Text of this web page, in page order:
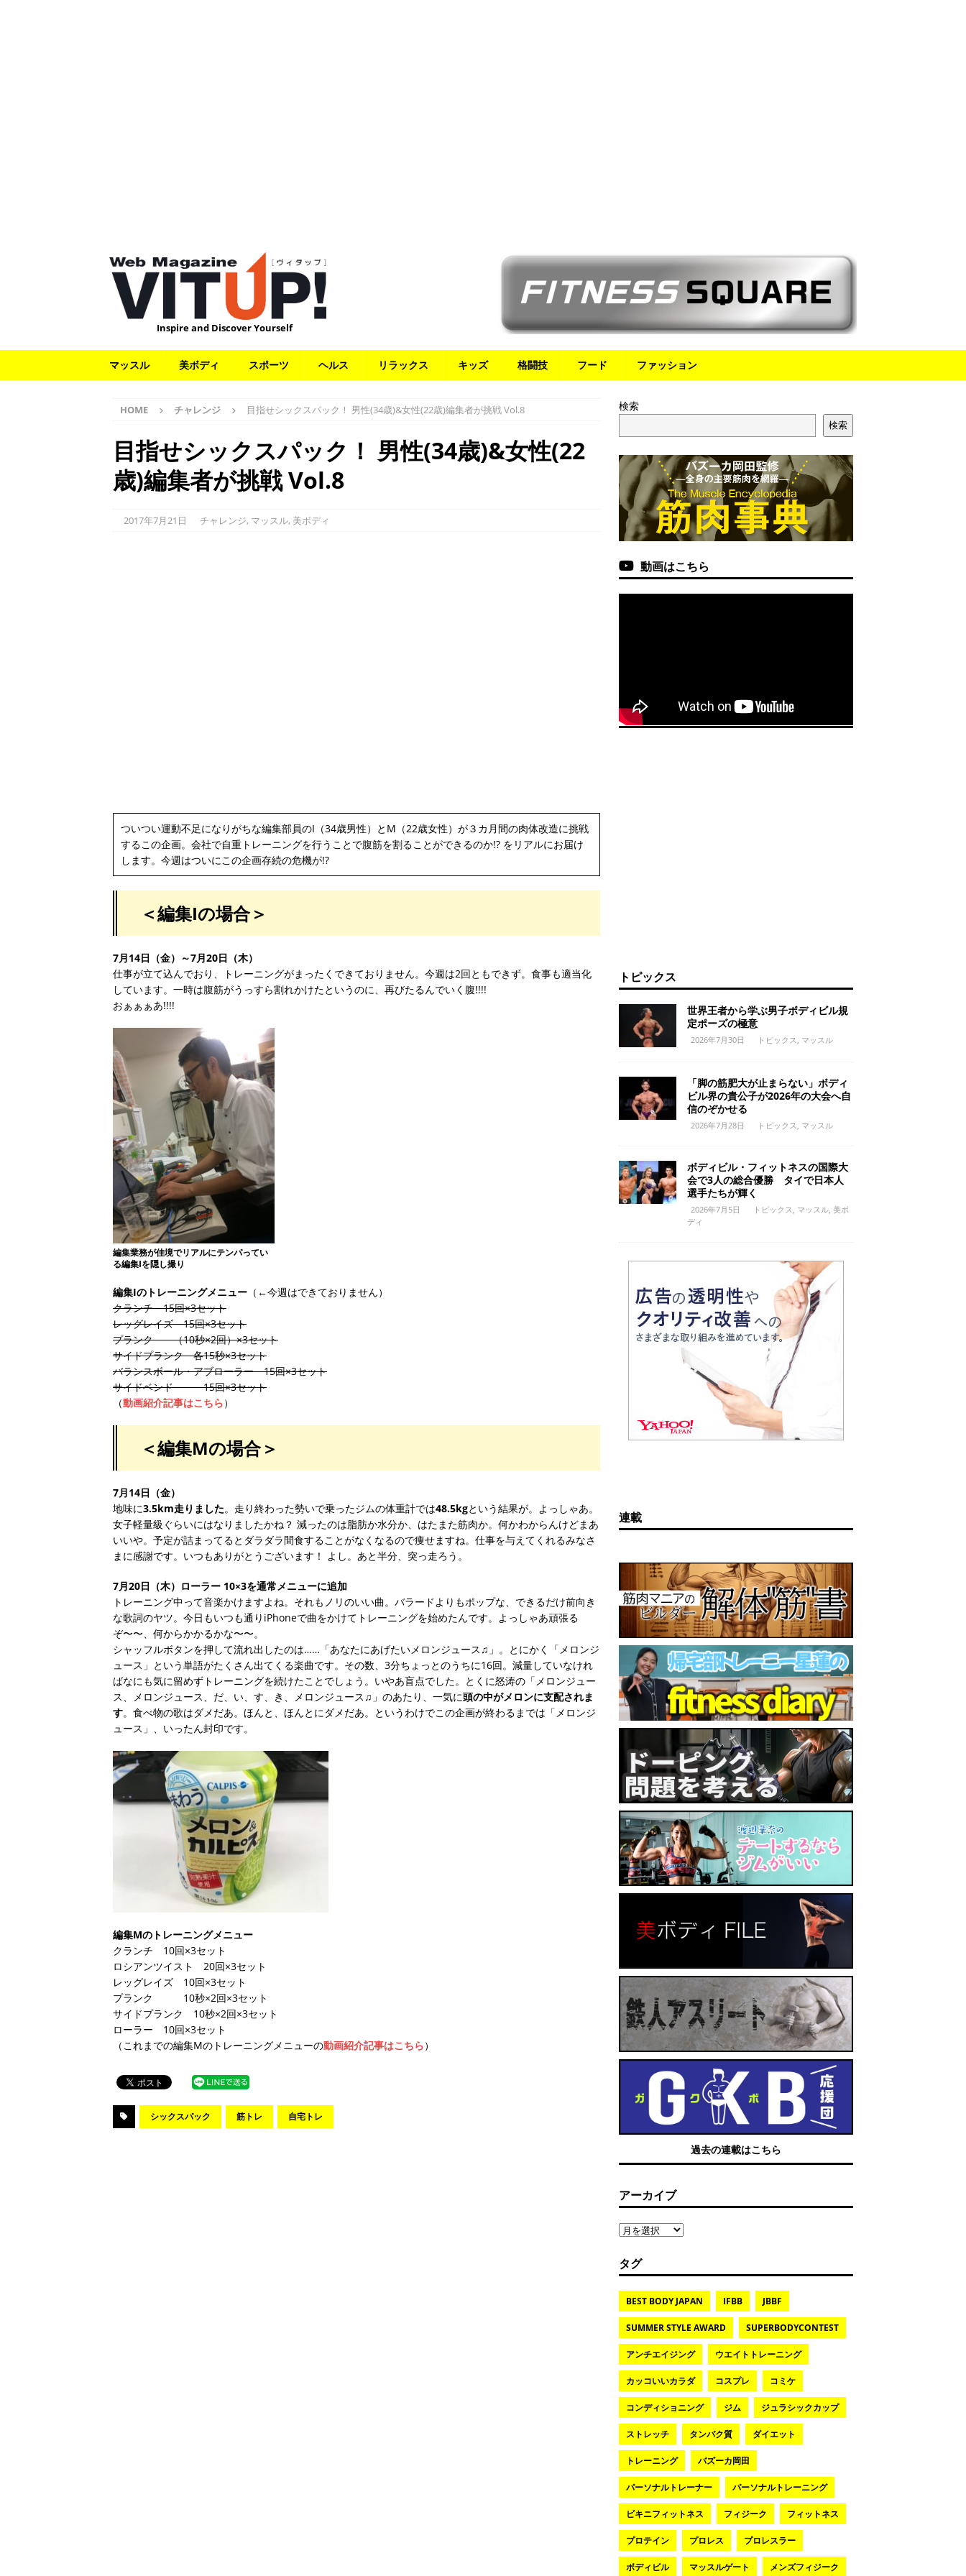
Inspire and Discover Yourself
マッスル 美ボディ スポーツ ヘルス リラックス キッズ 格闘技 フード ファッション
HOME チャレンジ 目指せシックスパック！ 男性(34歳)&女性(22歳)編集者が挑戦 Vol.8
目指せシックスパック！ 男性(34歳)&女性(22
歳)編集者が挑戦 Vol.8
2017年7月21日 チャレンジ, マッスル, 美ボディ
ついつい運動不足になりがちな編集部員のI（34歳男性）とM（22歳女性）が３カ月間の肉体改造に挑戦
するこの企画。会社で自重トレーニングを行うことで腹筋を割ることができるのか!? をリアルにお届け
します。今週はついにこの企画存続の危機が!?
＜編集Iの場合＞
7月14日（金）～7月20日（木）
仕事が立て込んでおり、トレーニングがまったくできておりません。今週は2回ともできず。食事も適当化
しています。一時は腹筋がうっすら割れかけたというのに、再びたるんでいく腹!!!!
おぁぁぁあ!!!!
編集業務が佳境でリアルにテンパってい
る編集Iを隠し撮り
編集Iのトレーニングメニュー （←今週はできておりません）
クランチ 15回×3セット
レッグレイズ 15回×3セット
プランク （10秒×2回）×3セット
サイドプランク 各15秒×3セット
バランスボール・アブローラー 15回×3セット
サイドベンド 15回×3セット
（動画紹介記事はこちら）
＜編集Mの場合＞
7月14日（金）
地味に3.5km走りました。走り終わった勢いで乗ったジムの体重計では48.5kgという結果が。よっしゃあ。
女子軽量級ぐらいにはなりましたかね？ 減ったのは脂肪か水分か、はたまた筋肉か。何かわからんけどまあ
いいや。予定が詰まってるとダラダラ間食することがなくなるので痩せますね。仕事を与えてくれるみなさ
まに感謝です。いつもありがとうございます！ よし。あと半分、突っ走ろう。
7月20日（木）ローラー 10×3を通常メニューに追加
トレーニング中って音楽かけますよね。それもノリのいい曲。バラードよりもポップな、できるだけ前向き
な歌詞のヤツ。今日もいつも通りiPhoneで曲をかけてトレーニングを始めたんです。よっしゃあ頑張る
ぞ〜〜、何からかかるかな〜〜。
シャッフルボタンを押して流れ出したのは……「あなたにあげたいメロンジュース♫」。とにかく「メロンジ
ュース」という単語がたくさん出てくる楽曲です。その数、3分ちょっとのうちに16回。減量していなけれ
ばなにも気に留めずトレーニングを続けたことでしょう。いやあ盲点でした。とくに怒涛の「メロンジュー
ス、メロンジュース、だ、い、す、き、メロンジュース♫」のあたり、一気に頭の中がメロンに支配されま
す。食べ物の歌はダメだあ。ほんと、ほんとにダメだあ。というわけでこの企画が終わるまでは「メロンジ
ュース」、いったん封印です。
編集Mのトレーニングメニュー
クランチ 10回×3セット
ロシアンツイスト 20回×3セット
レッグレイズ 10回×3セット
プランク 10秒×2回×3セット
サイドプランク 10秒×2回×3セット
ローラー 10回×3セット
（これまでの編集Mのトレーニングメニューの動画紹介記事はこちら）
シックスパック 筋トレ 自宅トレ
検索
検索
動画はこちら
トピックス
世界王者から学ぶ男子ボディビル規
定ポーズの極意
2026年7月30日 トピックス マッスル
「脚の筋肥大が止まらない」ボディ
ビル界の貴公子が2026年の大会へ自
信のぞかせる
2026年7月28日 トピックス マッスル
ボディビル・フィットネスの国際大
会で3人の総合優勝 タイで日本人
選手たちが輝く
2026年7月5日 トピックス マッスル, 美ボ
ディ
連載
過去の連載はこちら
アーカイブ
タグ
BEST BODY JAPAN IFBB JBBF
SUMMER STYLE AWARD SUPERBODYCONTEST
アンチエイジング ウエイトトレーニング
カッコいいカラダ コスプレ コミケ
コンディショニング ジム ジュラシックカップ
ストレッチ タンパク質 ダイエット
トレーニング バズーカ岡田
パーソナルトレーナー パーソナルトレーニング
ビキニフィットネス フィジーク フィットネス
プロテイン プロレス プロレスラー
ボディビル マッスルゲート メンズフィジーク